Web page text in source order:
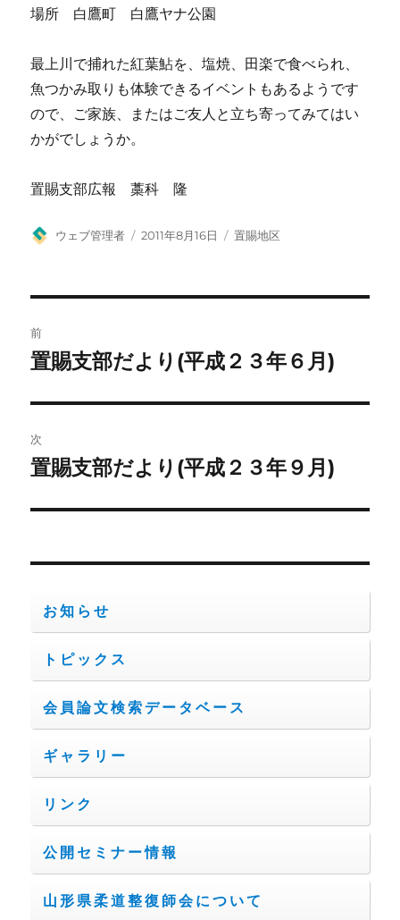
場所 白鷹町 白鷹ヤナ公園
最上川で捕れた紅葉鮎を、塩焼、田楽で食べられ、
魚つかみ取りも体験できるイベントもあるようです
ので、ご家族、またはご友人と立ち寄ってみてはい
かがでしょうか。
置賜支部広報 藁科 隆
投
ウェブ管理者
投
2011年8月16日
カ
置賜地区
稿
ビ
ゲ
ー
ン
前
前
投
稿:
置賜支部だより(平成２３年６月)
次
次
投
置賜支部だより(平成２３年９月)
お知らせ
トピックス
会員論文検索データベース
ギャラリー
リンク
公開セミナー情報
山形県柔道整復師会について